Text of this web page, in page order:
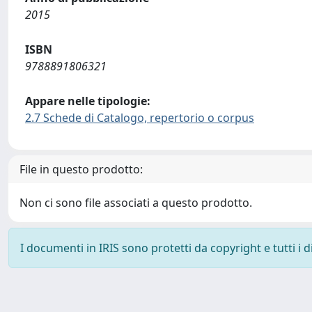
2015
ISBN
9788891806321
Appare nelle tipologie:
2.7 Schede di Catalogo, repertorio o corpus
File in questo prodotto:
Non ci sono file associati a questo prodotto.
I documenti in IRIS sono protetti da copyright e tutti i